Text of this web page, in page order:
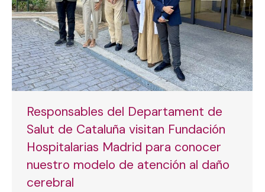
Responsables del Departament de
Salut de Cataluña visitan Fundación
Hospitalarias Madrid para conocer
nuestro modelo de atención al daño
cerebral